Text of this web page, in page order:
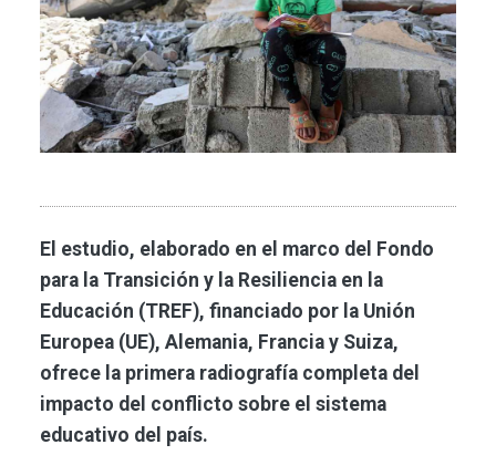
El estudio, elaborado en el marco del Fondo
para la Transición y la Resiliencia en la
Educación (TREF), financiado por la Unión
Europea (UE), Alemania, Francia y Suiza,
ofrece la primera radiografía completa del
impacto del conflicto sobre el sistema
educativo del país.